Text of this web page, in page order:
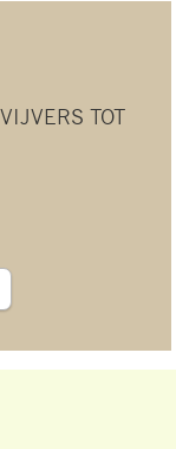
TOT